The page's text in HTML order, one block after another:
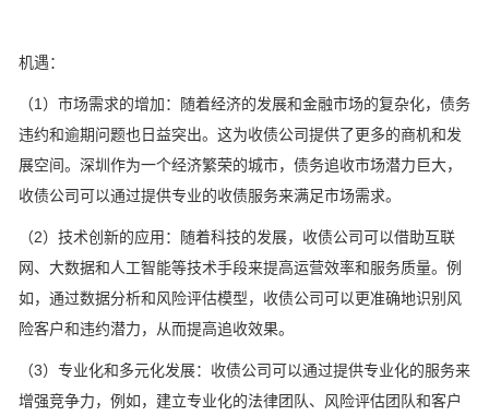
机遇：
（1）市场需求的增加：随着经济的发展和金融市场的复杂化，债务
违约和逾期问题也日益突出。这为收债公司提供了更多的商机和发
展空间。深圳作为一个经济繁荣的城市，债务追收市场潜力巨大，
收债公司可以通过提供专业的收债服务来满足市场需求。
（2）技术创新的应用：随着科技的发展，收债公司可以借助互联
网、大数据和人工智能等技术手段来提高运营效率和服务质量。例
如，通过数据分析和风险评估模型，收债公司可以更准确地识别风
险客户和违约潜力，从而提高追收效果。
（3）专业化和多元化发展：收债公司可以通过提供专业化的服务来
增强竞争力，例如，建立专业化的法律团队、风险评估团队和客户